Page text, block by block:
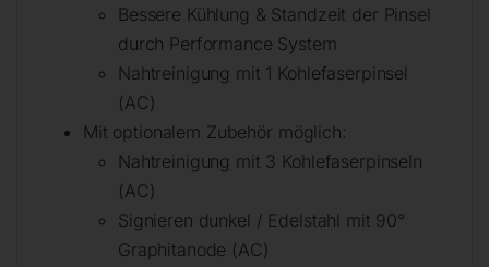
Bessere Kühlung & Standzeit der Pinsel
durch Performance System
Nahtreinigung mit 1 Kohlefaserpinsel
(AC)
Mit optionalem Zubehör möglich:
Nahtreinigung mit 3 Kohlefaserpinseln
(AC)
Signieren dunkel / Edelstahl mit 90°
Graphitanode (AC)